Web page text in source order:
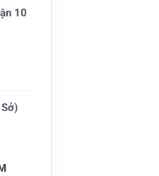
vực áp
10